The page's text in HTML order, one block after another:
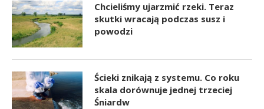
Chcieliśmy ujarzmić rzeki. Teraz
skutki wracają podczas susz i
powodzi
Ścieki znikają z systemu. Co roku
skala dorównuje jednej trzeciej
Śniardw